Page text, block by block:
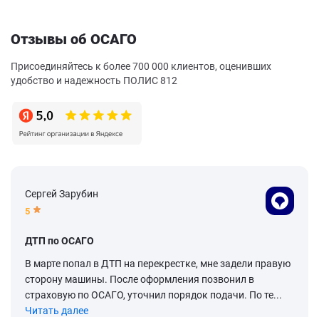
Отзывы об ОСАГО
Присоединяйтесь к более 700 000 клиентов, оценивших
удобство и надежность ПОЛИС 812
Сергей Зарубин
5
ДТП по ОСАГО
В марте попал в ДТП на перекрестке, мне задели правую
сторону машины. После оформления позвонил в
страховую по ОСАГО, уточнил порядок подачи. По те...
Читать далее